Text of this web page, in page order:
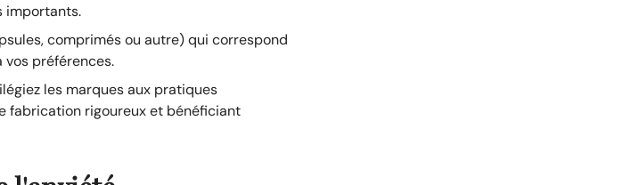
importants.
comprimés ou autre) qui correspond
vos préférences.
les marques aux pratiques
fabrication rigoureux et bénéficiant